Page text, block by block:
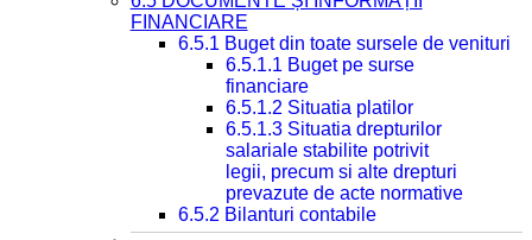
FINANCIARE
6.5.1 Buget din toate sursele de venituri
6.5.1.1 Buget pe surse
financiare
6.5.1.2 Situatia platilor
6.5.1.3 Situatia drepturilor
salariale stabilite potrivit
legii, precum si alte drepturi
prevazute de acte normative
6.5.2 Bilanturi contabile